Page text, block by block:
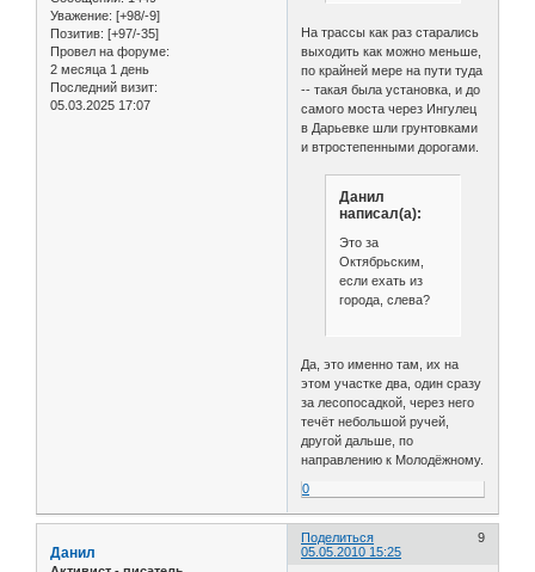
Уважение: [+98/-9]
Позитив: [+97/-35]
Провел на форуме:
2 месяца 1 день
Последний визит:
05.03.2025 17:07
На трассы как раз старались
выходить как можно меньше,
по крайней мере на пути туда
-- такая была установка, и до
самого моста через Ингулец
в Дарьевке шли грунтовками
и втростепенными дорогами.
Данил
написал(а):
Это за
Октябрьским,
если ехать из
города, слева?
Да, это именно там, их на
этом участке два, один сразу
за лесопосадкой, через него
течёт небольшой ручей,
другой дальше, по
направлению к Молодёжному.
0
Поделиться
9
05.05.2010 15:25
Данил